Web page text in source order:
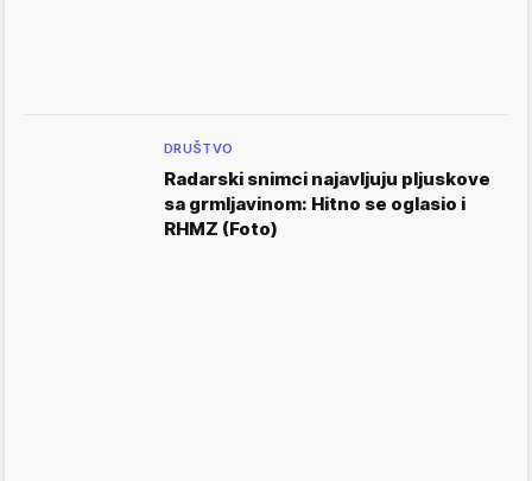
DRUŠTVO
Radarski snimci najavljuju pljuskove
sa grmljavinom: Hitno se oglasio i
RHMZ (Foto)